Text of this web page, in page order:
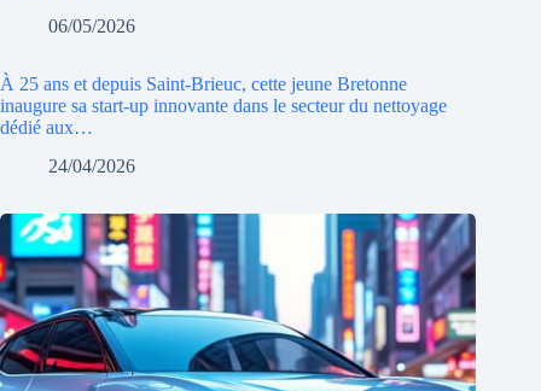
06/05/2026
À 25 ans et depuis Saint-Brieuc, cette jeune Bretonne
inaugure sa start-up innovante dans le secteur du nettoyage
dédié aux…
24/04/2026